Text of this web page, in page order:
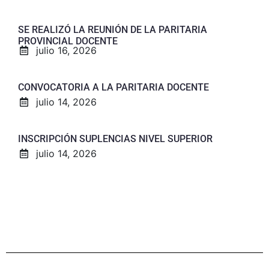
SE REALIZÓ LA REUNIÓN DE LA PARITARIA
PROVINCIAL DOCENTE
julio 16, 2026
CONVOCATORIA A LA PARITARIA DOCENTE
julio 14, 2026
INSCRIPCIÓN SUPLENCIAS NIVEL SUPERIOR
julio 14, 2026